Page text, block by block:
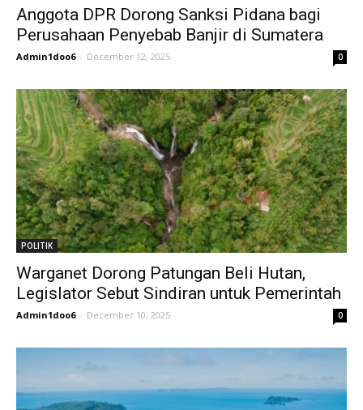
Anggota DPR Dorong Sanksi Pidana bagi
Perusahaan Penyebab Banjir di Sumatera
Admin1doo6 - December 12, 2025 0
POLITIK
Warganet Dorong Patungan Beli Hutan,
Legislator Sebut Sindiran untuk Pemerintah
Admin1doo6 - December 10, 2025 0